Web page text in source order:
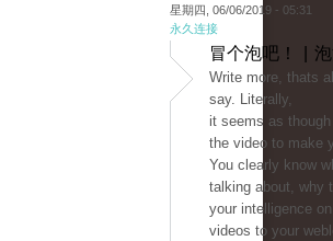
星期四, 06/06/2019 - 05:31
永久连接
冒个泡吧！ |
Write more, thats
say. Literally,
it seems as
the video to make
You clearly know
talking about, why
your intelligence
videos to your